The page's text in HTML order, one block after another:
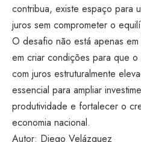
contribua, existe espaço para
juros sem comprometer o
O desafio não está apenas
em criar condições para que
com juros estruturalmente
essencial para ampliar
produtividade e fortalecer o
economia nacional.
Autor: Diego Velázquez